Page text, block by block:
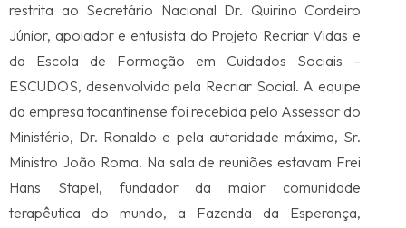
restrita ao Secretário Nacional Dr. Quirino Cordeiro
Júnior, apoiador e entusista do Projeto Recriar Vidas e
da Escola de Formação em Cuidados Sociais –
ESCUDOS, desenvolvido pela Recriar Social. A equipe
da empresa tocantinense foi recebida pelo Assessor do
Ministério, Dr. Ronaldo e pela autoridade máxima, Sr.
Ministro João Roma. Na sala de reuniões estavam Frei
Hans Stapel, fundador da maior comunidade
terapêutica do mundo, a Fazenda da Esperança,